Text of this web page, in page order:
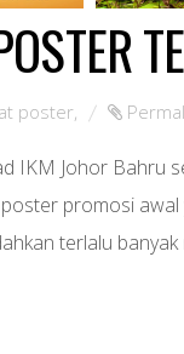
poster,
IKM Johor Bahru
promosi awal
terlalu banyak